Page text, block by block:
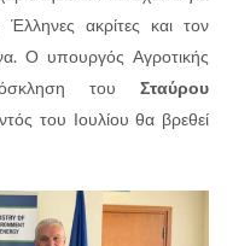
ακρίτες και τον
Ο υπουργός Αγροτικής
του Σταύρου
του Ιουλίου θα βρεθεί